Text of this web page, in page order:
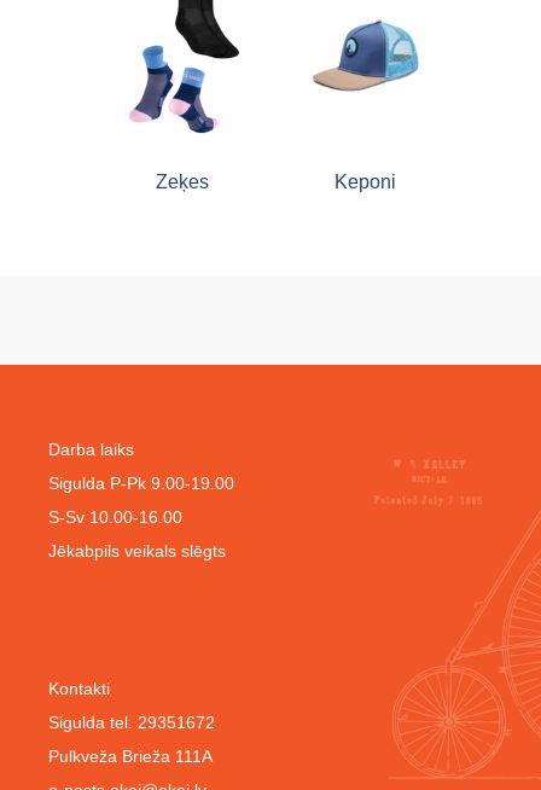
Zeķes Keponi
Kontakti
Sigulda tel. 29351672
Pulkveža Brieža 111A
Darba laiks
Sigulda P-Pk 9.00-19.00
S-Sv 10.00-16.00
Jēkabpils veikals slēgts